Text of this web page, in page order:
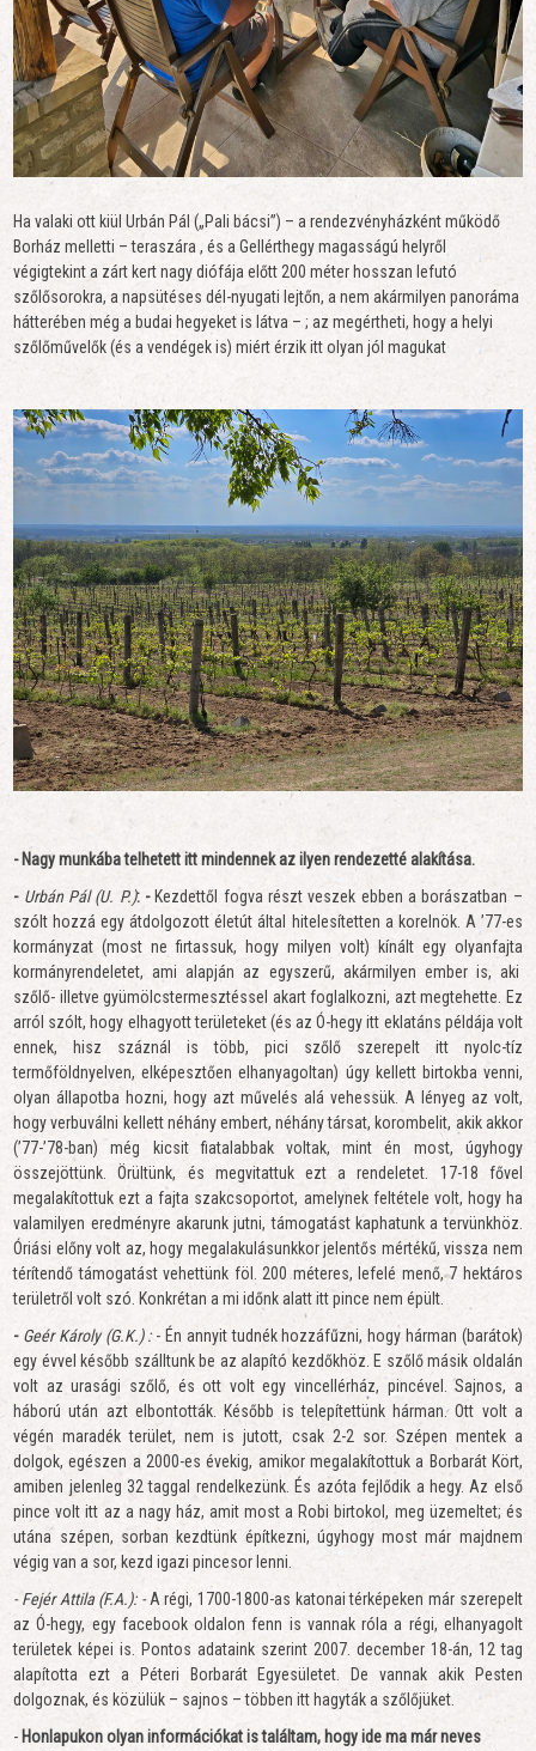
Ha valaki ott kiül Urbán Pál („Pali bácsi”) – a rendezvényházként működő
Borház melletti –teraszára , és a Gellérthegy magasságú helyről
végigtekint a zárt kert nagy diófája előtt 200 méter hosszan lefutó
szőlősorokra, a napsütéses dél-nyugati lejtőn, a nem akármilyen panoráma
hátterében még a budai hegyeket is látva – ; az megértheti, hogy a helyi
szőlőművelők (és a vendégek is) miért érzik itt olyan jól magukat
- Nagy munkába telhetett itt mindennek az ilyen rendezetté alakítása.
- Urbán Pál (U. P.): -Kezdettől fogva részt veszek ebben a borászatban –
szólt hozzá egy átdolgozott életút által hitelesítetten a korelnök. A ’77-es
kormányzat (most ne firtassuk, hogy milyen volt) kínált egy olyanfajta
kormányrendeletet, ami alapján az egyszerű, akármilyen ember is, aki
szőlő- illetve gyümölcstermesztéssel akart foglalkozni, azt megtehette. Ez
arról szólt, hogy elhagyott területeket (és az Ó-hegy itt eklatáns példája volt
ennek, hisz száznál is több, pici szőlő szerepelt itt nyolc-tíz
termőföldnyelven, elképesztően elhanyagoltan) úgy kellett birtokba venni,
olyan állapotba hozni, hogy azt művelés alá vehessük. A lényeg az volt,
hogy verbuválni kellett néhány embert, néhány társat, korombelit, akik akkor
(’77-’78-ban) még kicsit fiatalabbak voltak, mint én most, úgyhogy
összejöttünk. Örültünk, és megvitattuk ezt a rendeletet. 17-18 fővel
megalakítottuk ezt a fajta szakcsoportot, amelynek feltétele volt, hogy ha
valamilyen eredményre akarunk jutni, támogatást kaphatunk a tervünkhöz.
Óriási előny volt az, hogy megalakulásunkkor jelentős mértékű, vissza nem
térítendő támogatást vehettünk föl. 200 méteres, lefelé menő, 7 hektáros
területről volt szó. Konkrétan a mi időnk alatt itt pince nem épült.
- Geér Károly (G.K.) : - Én annyit tudnék hozzáfűzni, hogy hárman (barátok)
egy évvel később szálltunk be az alapító kezdőkhöz. E szőlő másik oldalán
volt az urasági szőlő, és ott volt egy vincellérház, pincével. Sajnos, a
háború után azt elbontották. Később is telepítettünk hárman. Ott volt a
végén maradék terület, nem is jutott, csak 2-2 sor. Szépen mentek a
dolgok, egészen a 2000-es évekig, amikor megalakítottuk a Borbarát Kört,
amiben jelenleg 32 taggal rendelkezünk. És azóta fejlődik a hegy. Az első
pince volt itt az a nagy ház, amit most a Robi birtokol, meg üzemeltet; és
utána szépen, sorban kezdtünk építkezni, úgyhogy most már majdnem
végig van a sor, kezd igazi pincesor lenni.
- Fejér Attila (F.A.): -A régi, 1700-1800-as katonai térképeken már szerepelt
az Ó-hegy, egy facebook oldalon fenn is vannak róla a régi, elhanyagolt
területek képei is. Pontos adataink szerint 2007. december 18-án, 12 tag
alapította ezt a Péteri Borbarát Egyesületet. De vannak akik Pesten
dolgoznak, és közülük – sajnos – többen itt hagyták a szőlőjüket.
- Honlapukon olyan információkat is találtam, hogy ide ma már neves